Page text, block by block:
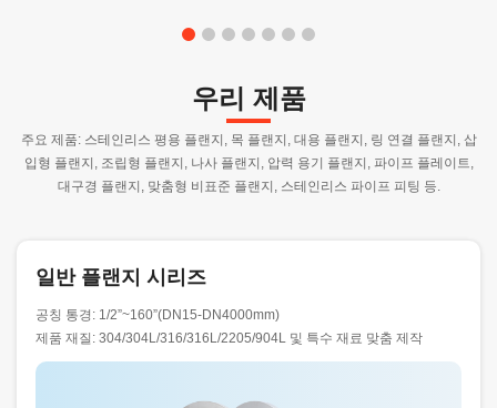
우리 제품
주요 제품: 스테인리스 평용 플랜지, 목 플랜지, 대용 플랜지, 링 연결 플랜지, 삽
입형 플랜지, 조립형 플랜지, 나사 플랜지, 압력 용기 플랜지, 파이프 플레이트,
대구경 플랜지, 맞춤형 비표준 플랜지, 스테인리스 파이프 피팅 등.
일반 플랜지 시리즈
공칭 통경: 1/2”~160”(DN15-DN4000mm)
제품 재질: 304/304L/316/316L/2205/904L 및 특수 재료 맞춤 제작